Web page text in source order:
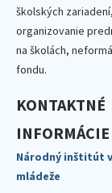
školských
organizovanie
na školách,
fondu.
KONTAKTNÉ
INFORMÁCIE
Národný inštitút
mládeže